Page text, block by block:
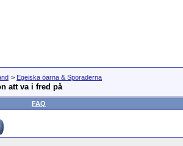
> Egeiska öarna & Sporaderna
att va i fred på
FAQ